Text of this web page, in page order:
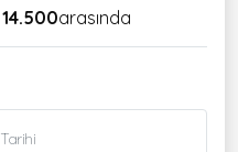
arasında
Tarihi